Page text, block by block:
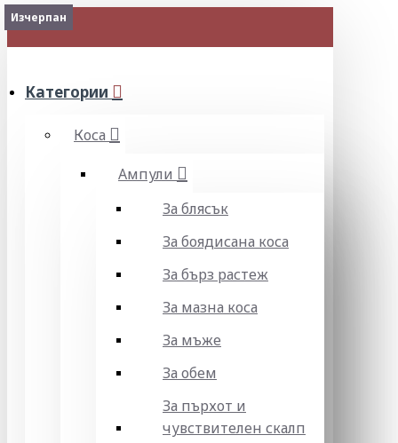
МЕНЮ
Категории
Коса
Ампули
За блясък
За боядисана коса
За бърз растеж
За мазна коса
За мъже
За обем
За пърхот и
чувствителен скалп
Изчерпан